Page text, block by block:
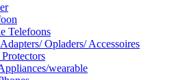
Telefoons
Opladers/ Accessoires
Protectors
wearable